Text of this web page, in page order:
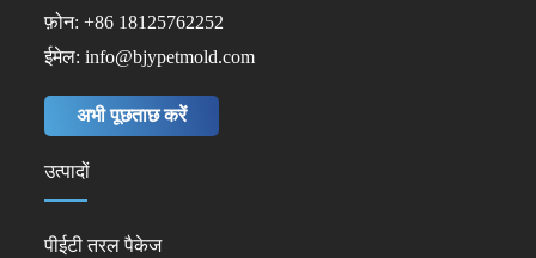
फ़ोन: +86 18125762252
ईमेल: info@bjypetmold.com
अभी पूछताछ करें
उत्पादों
पीईटी तरल पैकेज